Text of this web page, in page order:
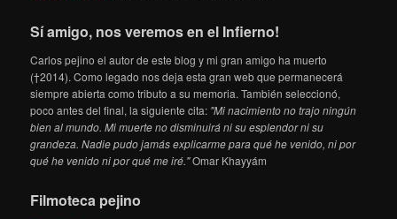
Sí amigo, nos veremos en el Infierno!
Carlos pejino el autor de este blog y mi gran amigo ha muerto
(†2014). Como legado nos deja esta gran web que permanecerá
siempre abierta como tributo a su memoria. También seleccionó,
poco antes del final, la siguiente cita: "Mi nacimiento no trajo ningún
bien al mundo. Mi muerte no disminuirá ni su esplendor ni su
grandeza. Nadie pudo jamás explicarme para qué he venido, ni por
qué he venido ni por qué me iré."Omar Khayyám
Filmoteca pejino